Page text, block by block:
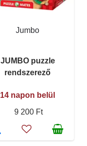
Jumbo
JUMBO puzzle
rendszerező
14 napon belül
9 200 Ft